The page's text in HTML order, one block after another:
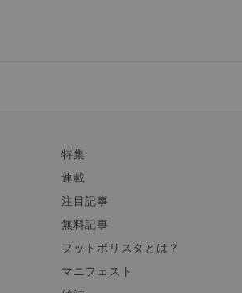
特集
連載
注目記事
無料記事
フットボリスタとは？
マニフェスト